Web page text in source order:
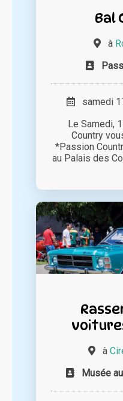
Bal
à
samedi
Le Samedi,
Country
*Passion
au Palais des
à
Musée